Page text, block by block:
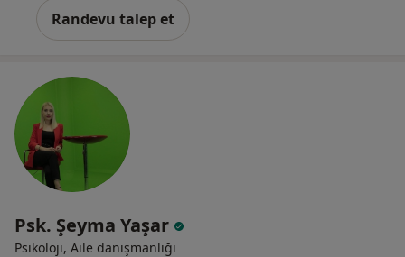
Randevu talep et
Psk. Şeyma Yaşar
Psikoloji, Aile danışmanlığı